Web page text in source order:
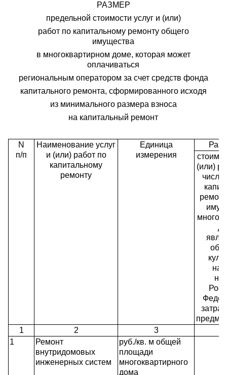
РАЗМЕР
предельной стоимости услуг и (или)
работ по капитальному ремонту общего
имущества
в многоквартирном доме, которая может
оплачиваться
региональным оператором за счет средств фонда
капитального ремонта, сформированного исходя
из минимального размера взноса
на капитальный ремонт
N
п/п
Наименование услуг
и (или) работ по
капитальному
ремонту
Единица
измерения
(или)
числе
1
2
3
1
Ремонт
внутридомовых
инженерных систем
руб./кв. м общей
площади
многоквартирного
дома